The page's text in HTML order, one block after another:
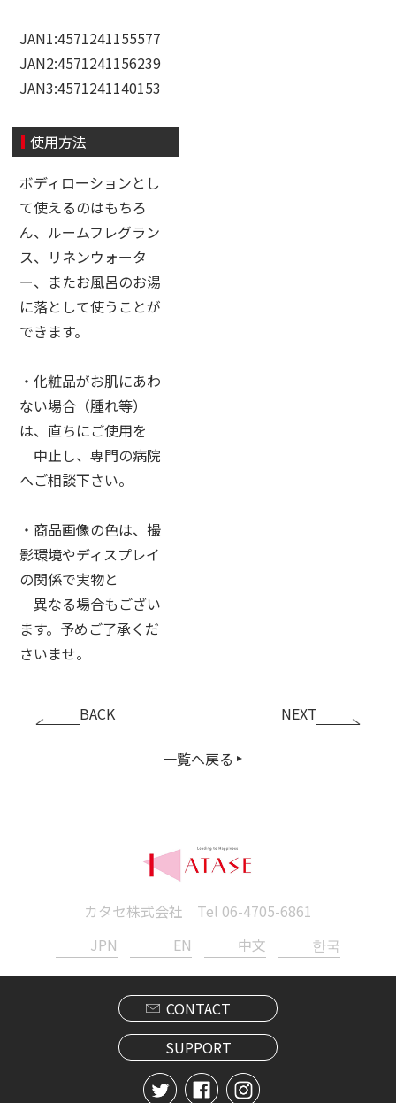
JAN1:4571241155577
JAN2:4571241156239
JAN3:4571241140153
使用方法
ボディローションとし
て使えるのはもちろ
ん、ルームフレグラン
ス、リネンウォータ
ー、またお風呂のお湯
に落として使うことが
できます。
・化粧品がお肌にあわ
ない場合（腫れ等）
は、直ちにご使用を
中止し、専門の病院
へご相談下さい。
・商品画像の色は、撮
影環境やディスプレイ
の関係で実物と
異なる場合もござい
ます。予めご了承くだ
さいませ。
BACK
一覧へ戻る
NEXT
カタセ株式会社 Tel 06-4705-6861
JPN
EN 中文 한국
CONTACT
SUPPORT